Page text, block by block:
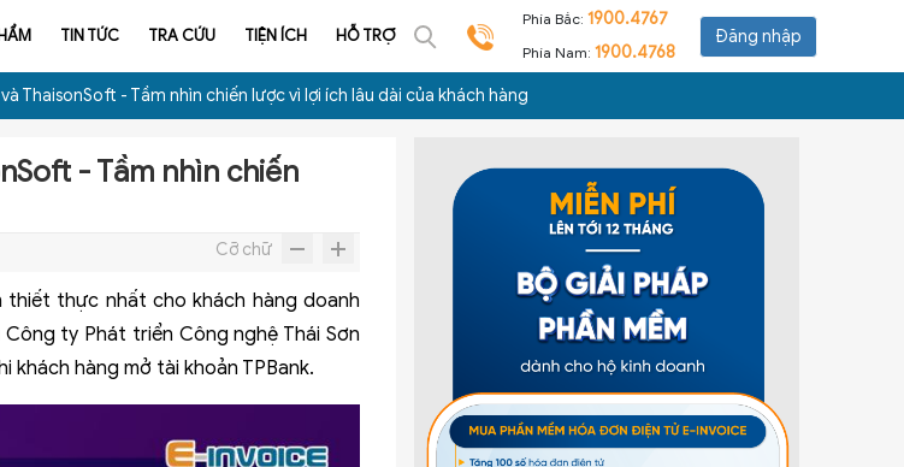
TIN TỨC TRA CỨU TIỆN ÍCH HỖ TRỢ
Phía Bắc: 1900.4767
Phía Nam: 1900.4768
Đăng nhập
ThaisonSoft - Tầm nhìn chiến lược vì lợi ích lâu dài của khách hàng
- Tầm nhìn chiến
Cỡ chữ
thiết thực nhất cho khách hàng doanh
ty Phát triển Công nghệ Thái Sơn
khách hàng mở tài khoản TPBank.